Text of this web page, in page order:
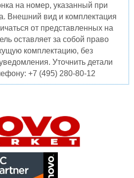
на номер, указанный при
Внешний вид и комплектация
от представленных на
оставляет за собой право
комплектацию, без
Уточнить детали
+7 (495) 280-80-12